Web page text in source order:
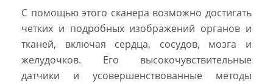
С помощью этого сканера возможно достигать
четких и подробных изображений органов и
тканей, включая сердца, сосудов, мозга и
желудочков. Его высокочувствительные
датчики и усовершенствованные методы